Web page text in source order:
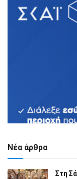
Νέα άρθρα
Στη